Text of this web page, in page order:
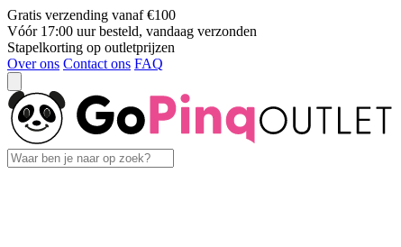
Gratis verzending vanaf €100
Vóór 17:00 uur besteld, vandaag verzonden
Stapelkorting op outletprijzen
Over ons Contact ons FAQ